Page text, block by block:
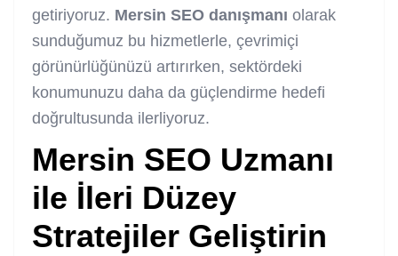
getiriyoruz. Mersin SEO danışmanı olarak
sunduğumuz bu hizmetlerle, çevrimiçi
görünürlüğünüzü artırırken, sektördeki
konumunuzu daha da güçlendirme hedefi
doğrultusunda ilerliyoruz.
Mersin SEO Uzmanı
ile İleri Düzey
Stratejiler Geliştirin